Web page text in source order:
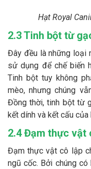
Hạt Royal
2.3 Tinh bột từ
Đây đều là những loại
sử dụng để chế biến
Tinh bột tuy không
mèo, nhưng chúng
Đồng thời, tinh bột từ
kết dính và kết cấu
2.4 Đạm thực vật
Đạm thực vật cô lập
ngũ cốc. Bởi chúng